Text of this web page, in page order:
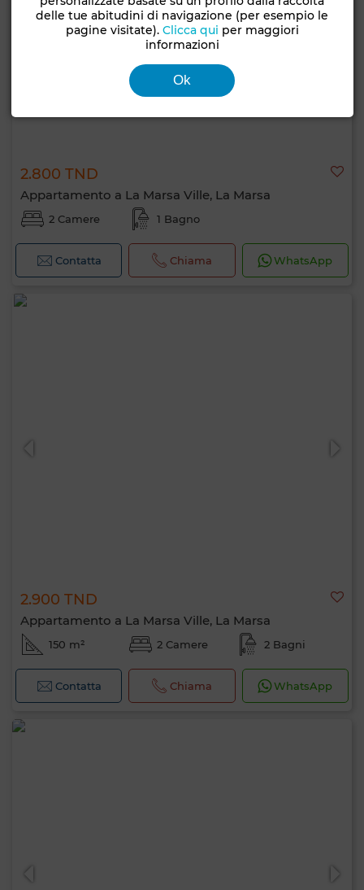
2.800 TND
Appartamento a La Marsa Ville, La Marsa
2 Camere 1 Bagno
Contatta Chiama WhatsApp
2.900 TND
Appartamento a La Marsa Ville, La Marsa
150 m² 2 Camere 2 Bagni
Contatta Chiama WhatsApp
delle tue abitudini di navigazione (per esempio le
pagine visitate). Clicca qui per maggiori
informazioni
Ok